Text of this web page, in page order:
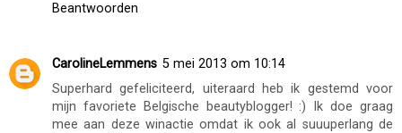
Beantwoorden
CarolineLemmens 5 mei 2013 om 10:14
Superhard gefeliciteerd, uiteraard heb ik gestemd voor
mijn favoriete Belgische beautyblogger! :) Ik doe graag
mee aan deze winactie omdat ik ook al suuuperlang de